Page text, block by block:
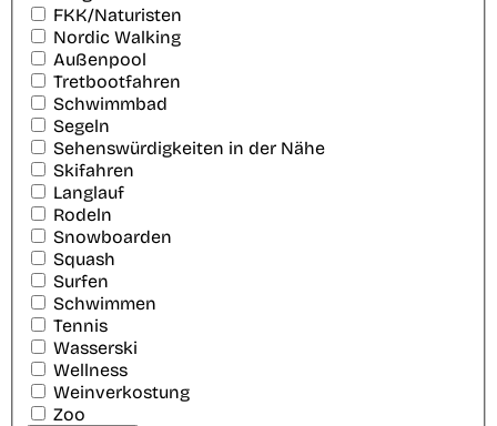
FKK/Naturisten
Nordic Walking
Außenpool
Tretbootfahren
Schwimmbad
Segeln
Sehenswürdigkeiten in der Nähe
Skifahren
Langlauf
Rodeln
Snowboarden
Squash
Surfen
Schwimmen
Tennis
Wasserski
Wellness
Weinverkostung
Zoo